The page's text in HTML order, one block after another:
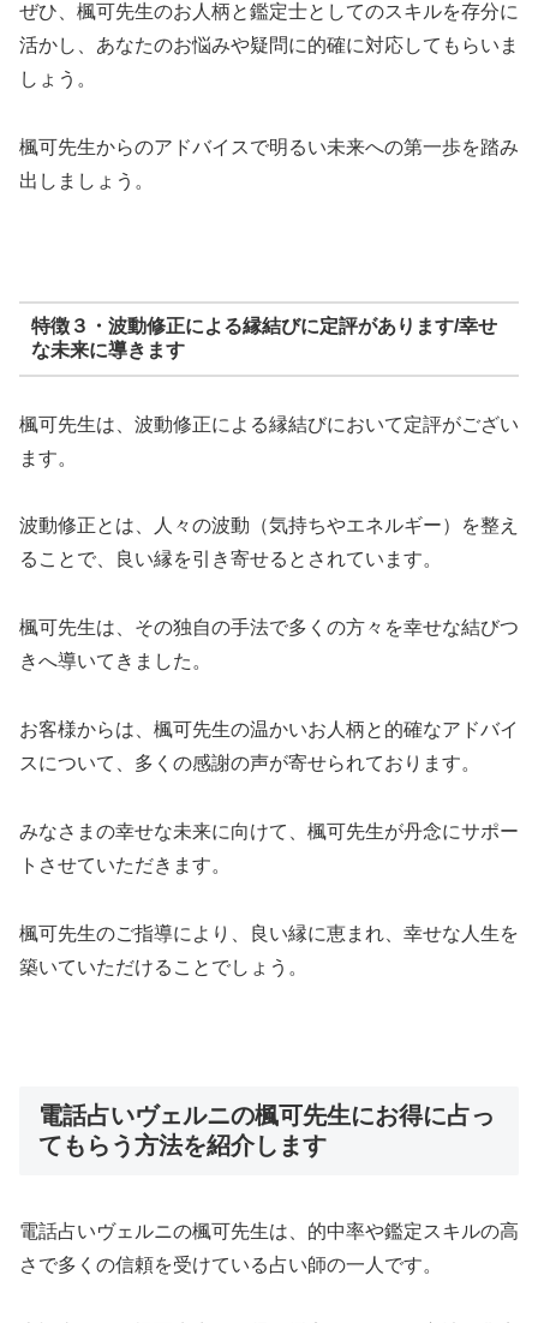
ぜひ、楓可先生のお人柄と鑑定士としてのスキルを存分に
活かし、あなたのお悩みや疑問に的確に対応してもらいま
しょう。
楓可先生からのアドバイスで明るい未来への第一歩を踏み
出しましょう。
特徴３・波動修正による縁結びに定評があります/幸せ
な未来に導きます
楓可先生は、波動修正による縁結びにおいて定評がござい
ます。
波動修正とは、人々の波動（気持ちやエネルギー）を整え
ることで、良い縁を引き寄せるとされています。
楓可先生は、その独自の手法で多くの方々を幸せな結びつ
きへ導いてきました。
お客様からは、楓可先生の温かいお人柄と的確なアドバイ
スについて、多くの感謝の声が寄せられております。
みなさまの幸せな未来に向けて、楓可先生が丹念にサポー
トさせていただきます。
楓可先生のご指導により、良い縁に恵まれ、幸せな人生を
築いていただけることでしょう。
電話占いヴェルニの楓可先生にお得に占っ
てもらう方法を紹介します
電話占いヴェルニの楓可先生は、的中率や鑑定スキルの高
さで多くの信頼を受けている占い師の一人です。